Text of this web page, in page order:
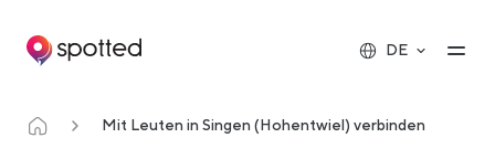
Main navigation
DE
Mit Leuten in Singen (Hohentwiel) verbinden